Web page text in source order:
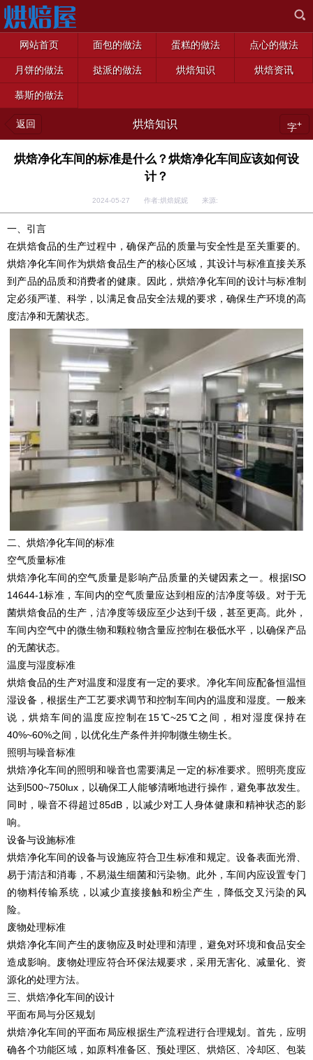
网站首页 面包的做法 蛋糕的做法 点心的做法
月饼的做法 挞派的做法 烘焙知识 烘焙资讯
慕斯的做法
返回 烘焙知识 字+
烘焙净化车间的标准是什么？烘焙净化车间应该如何设
计？
2024-05-27 作者:烘焙妮妮 来源:
一、引言
在烘焙食品的生产过程中，确保产品的质量与安全性是至关重要的。
烘焙净化车间作为烘焙食品生产的核心区域，其设计与标准直接关系
到产品的品质和消费者的健康。因此，烘焙净化车间的设计与标准制
定必须严谨、科学，以满足食品安全法规的要求，确保生产环境的高
度洁净和无菌状态。
二、烘焙净化车间的标准
空气质量标准
烘焙净化车间的空气质量是影响产品质量的关键因素之一。根据ISO
14644-1标准，车间内的空气质量应达到相应的洁净度等级。对于无
菌烘焙食品的生产，洁净度等级应至少达到千级，甚至更高。此外，
车间内空气中的微生物和颗粒物含量应控制在极低水平，以确保产品
的无菌状态。
温度与湿度标准
烘焙食品的生产对温度和湿度有一定的要求。净化车间应配备恒温恒
湿设备，根据生产工艺要求调节和控制车间内的温度和湿度。一般来
说，烘焙车间的温度应控制在15℃~25℃之间，相对湿度保持在
40%~60%之间，以优化生产条件并抑制微生物生长。
照明与噪音标准
烘焙净化车间的照明和噪音也需要满足一定的标准要求。照明亮度应
达到500~750lux，以确保工人能够清晰地进行操作，避免事故发生。
同时，噪音不得超过85dB，以减少对工人身体健康和精神状态的影
响。
设备与设施标准
烘焙净化车间的设备与设施应符合卫生标准和规定。设备表面光滑、
易于清洁和消毒，不易滋生细菌和污染物。此外，车间内应设置专门
的物料传输系统，以减少直接接触和粉尘产生，降低交叉污染的风
险。
废物处理标准
烘焙净化车间产生的废物应及时处理和清理，避免对环境和食品安全
造成影响。废物处理应符合环保法规要求，采用无害化、减量化、资
源化的处理方法。
三、烘焙净化车间的设计
平面布局与分区规划
烘焙净化车间的平面布局应根据生产流程进行合理规划。首先，应明
确各个功能区域，如原料准备区、预处理区、烘焙区、冷却区、包装